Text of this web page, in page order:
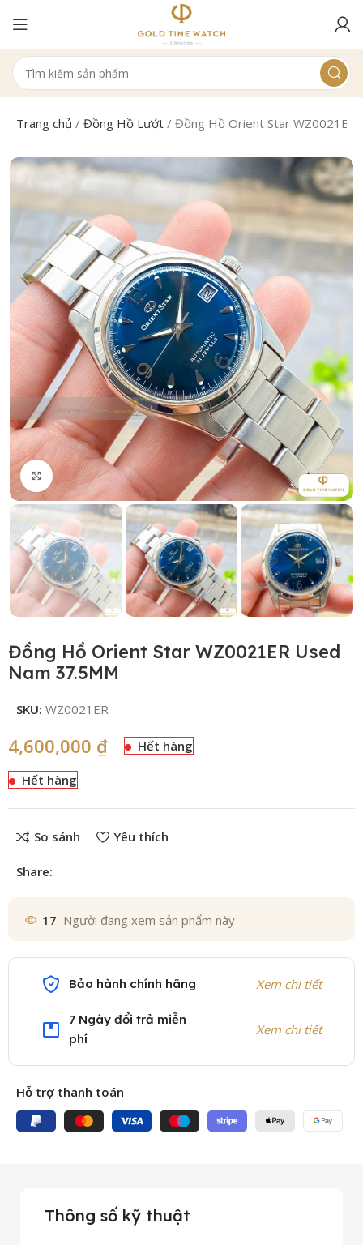
Trang chủ /Đồng Hồ Lướt /Đồng Hồ Orient Star WZ0021ER
Click to enlarge
Đồng Hồ Orient Star WZ0021ER Used
Nam 37.5MM
SKU:WZ0021ER
4,600,000 ₫ Hết hàng
Hết hàng
So sánh Yêu thích
Share:
17 Người đang xem sản phẩm này
Bảo hành chính hãng Xem chi tiết
7 Ngày đổi trả miễn
phí
Xem chi tiết
Hỗ trợ thanh toán
Thông số kỹ thuật